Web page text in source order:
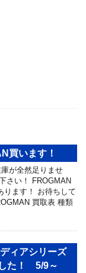
買います！
が全然足りませ
さい！ FROGMAN
ります！ お待ちして
買取表 種類
ィアシリーズ
た！ 5/9～